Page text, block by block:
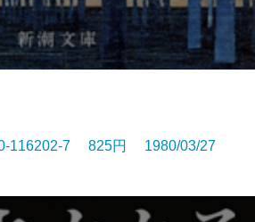
116202-7 825円 1980/03/27